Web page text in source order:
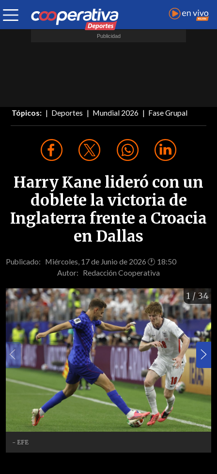
Tópicos: Deportes Mundial 2026 Fase Grupal
Harry Kane lideró con un
doblete la victoria de
Inglaterra frente a Croacia
en Dallas
Publicado: Miércoles, 17 de Junio de 2026 🕐 18:50
Autor: Redacción Cooperativa
1 / 34
- EFE